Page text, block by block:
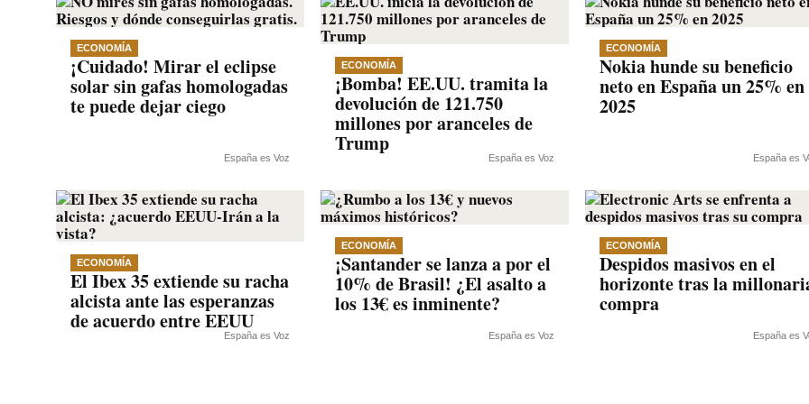
ECONOMÍA
¡Cuidado! Mirar el eclipse
solar sin gafas homologadas
te puede dejar ciego
España es Voz
ECONOMÍA
¡Bomba! EE.UU. tramita la
devolución de 121.750
millones por aranceles de
Trump
España es Voz
ECONOMÍA
Nokia hunde su beneficio
neto en España un 25% en
2025
España es
ECONOMÍA
El Ibex 35 extiende su racha
alcista ante las esperanzas
de acuerdo entre EEUU
España es Voz
ECONOMÍA
¡Santander se lanza a por el
10% de Brasil! ¿El asalto a
los 13€ es inminente?
España es Voz
ECONOMÍA
Despidos masivos en el
horizonte tras la
compra
España es